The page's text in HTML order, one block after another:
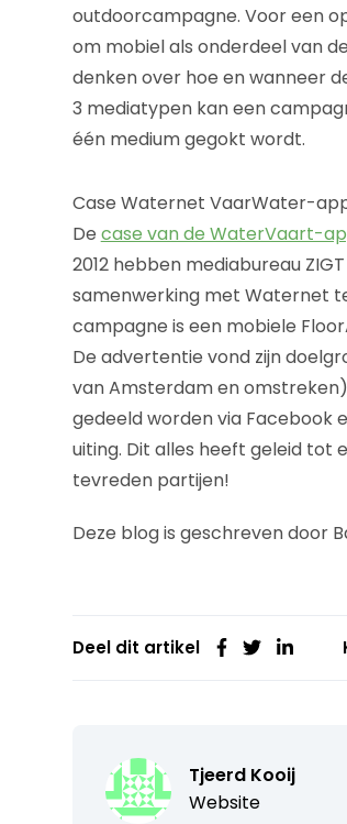
outdoorcampagne. Voor een
om mobiel als onderdeel van
denken over hoe en wanneer
3 mediatypen kan een
één medium gegokt wordt.
Case Waternet VaarWater-
De case van de WaterVaart-
2012 hebben mediabureau
samenwerking met Waternet
campagne is een mobiele
De advertentie vond zijn
van Amsterdam en
gedeeld worden via Facebook
uiting. Dit alles heeft geleid tot
tevreden partijen!
Deze blog is geschreven door
Deel dit artikel
Tjeerd Kooij
Website